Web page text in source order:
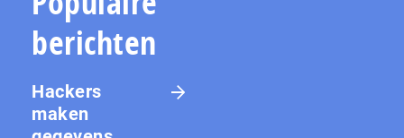
berichten
Hackers
maken